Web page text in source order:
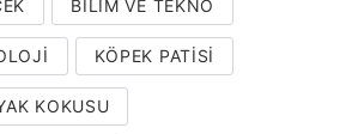
BILIM VE TEKNO
KÖPEK PATISI
KOKUSU